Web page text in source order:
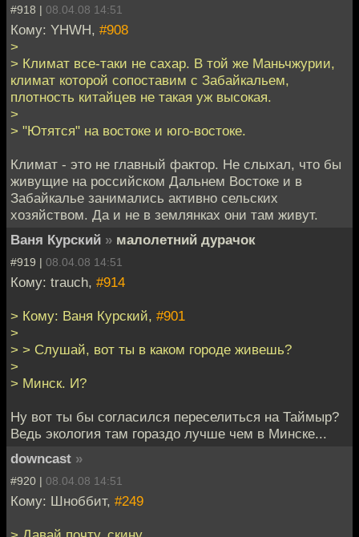
#918 | 08.04.08 14:51
Кому: YHWH, #908
>
> Климат все-таки не сахар. В той же Маньчжурии,
климат которой сопоставим с Забайкальем,
плотность китайцев не такая уж высокая.
>
> "Ютятся" на востоке и юго-востоке.
Климат - это не главный фактор. Не слыхал, что бы
живущие на российском Дальнем Востоке и в
Забайкалье занимались активно сельских
хозяйством. Да и не в землянках они там живут.
Ваня Курский » малолетний дурачок
#919 | 08.04.08 14:51
Кому: trauch, #914
> Кому: Ваня Курский, #901
>
> > Слушай, вот ты в каком городе живешь?
>
> Минск. И?
Ну вот ты бы согласился переселиться на Таймыр?
Ведь экология там гораздо лучше чем в Минске...
downcast »
#920 | 08.04.08 14:51
Кому: Шноббит, #249